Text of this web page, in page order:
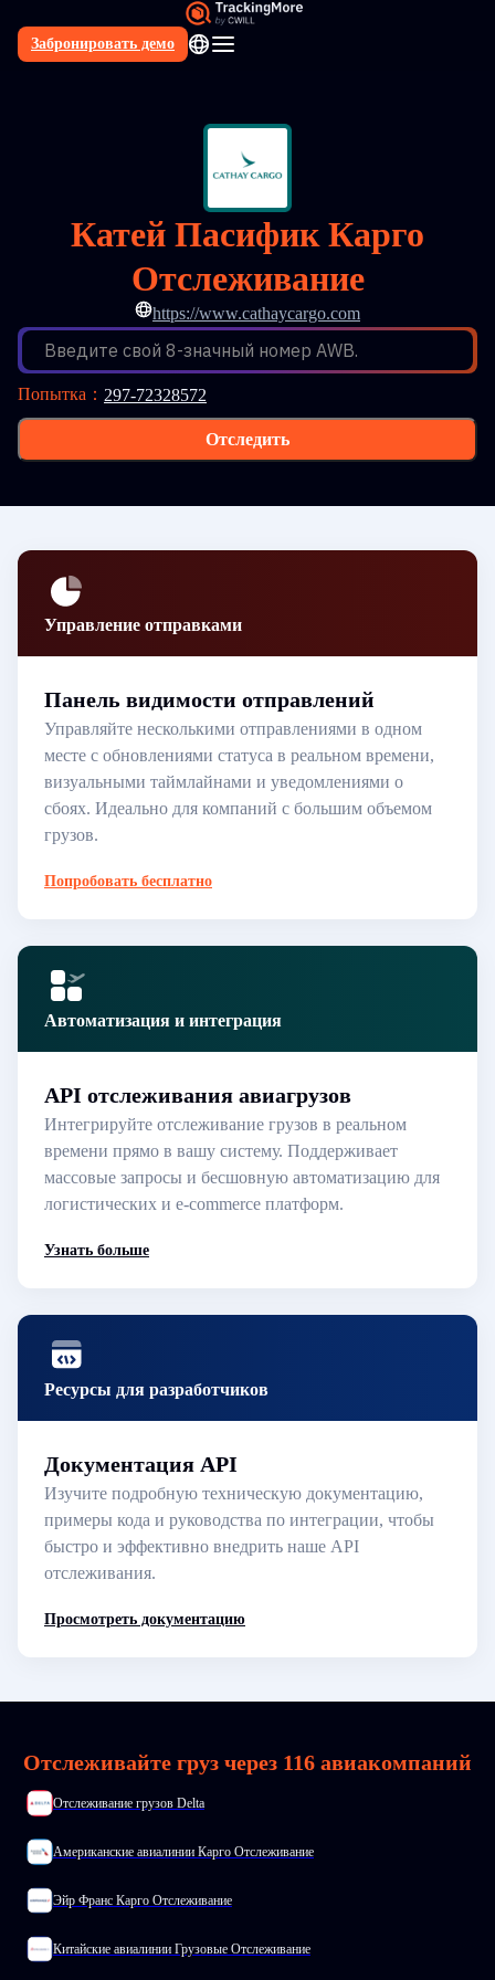
Забронировать демо
RU
Катей Пасифик Карго
Отслеживание
https://www.cathaycargo.com
Введите свой 8-значный номер AWB.
Попытка ： 297-72328572
Отследить
Управление отправками
Панель видимости отправлений
Управляйте несколькими отправлениями в одном
месте с обновлениями статуса в реальном времени,
визуальными таймлайнами и уведомлениями о
сбоях. Идеально для компаний с большим объемом
грузов.
Попробовать бесплатно
Автоматизация и интеграция
API отслеживания авиагрузов
Интегрируйте отслеживание грузов в реальном
времени прямо в вашу систему. Поддерживает
массовые запросы и бесшовную автоматизацию для
логистических и e-commerce платформ.
Узнать больше
Ресурсы для разработчиков
Документация API
Изучите подробную техническую документацию,
примеры кода и руководства по интеграции, чтобы
быстро и эффективно внедрить наше API
отслеживания.
Просмотреть документацию
Отслеживайте груз через 116 авиакомпаний
Отслеживание грузов Delta
Американские авиалинии Карго Отслеживание
Эйр Франс Карго Отслеживание
Китайские авиалинии Грузовые Отслеживание